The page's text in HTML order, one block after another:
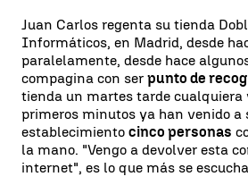
Juan Carlos regenta su tienda
Informáticos, en Madrid, desde
paralelamente, desde hace
compagina con ser punto de
tienda un martes tarde cualquiera
primeros minutos ya han venido a
establecimiento cinco personas
la mano. "Vengo a devolver esta
internet", es lo que más se